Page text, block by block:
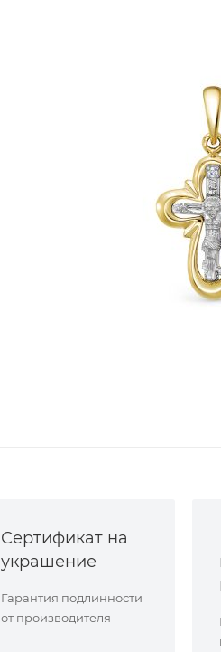
Сертификат на
украшение
Гарантия подлинности
от производителя